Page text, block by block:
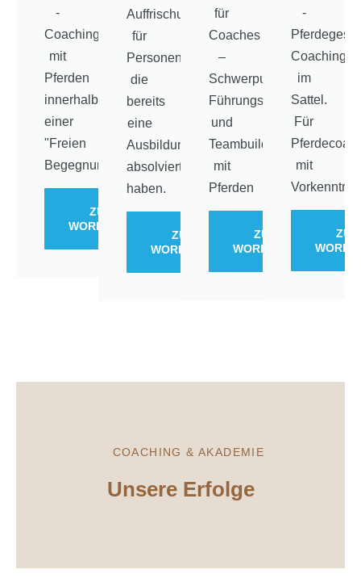
-
Coaching
mit
Pferden
innerhalb
einer
"Freien
Begegnung"
ZUM
WORKSHOP
Auffrischungsseminar
für
Personen,
die
bereits
eine
Ausbildung
absolviert
haben.
ZUM
WORKSHOP
für
Coaches
–
Schwerpunkt
Führungskräftetraining
und
Teambuilding
mit
Pferden
ZUM
WORKSHOP
-
Coaching
im
Sattel.
Für
mit
ZUM
COACHING & AKADEMIE
Unsere Erfolge